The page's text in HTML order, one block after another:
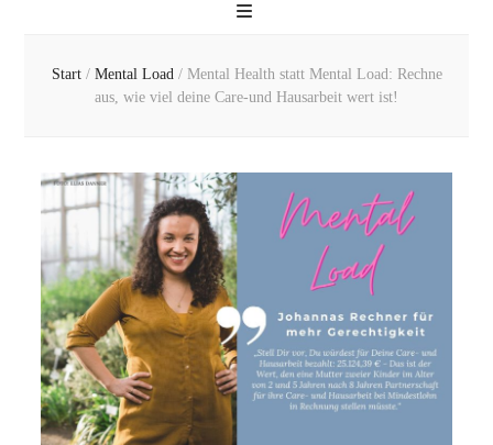
Start / Mental Load / Mental Health statt Mental Load: Rechne
aus, wie viel deine Care-und Hausarbeit wert ist!